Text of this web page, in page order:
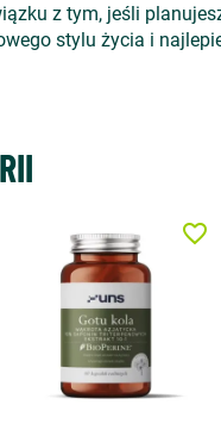
z tym, jeśli
stylu życia i
favorite_border